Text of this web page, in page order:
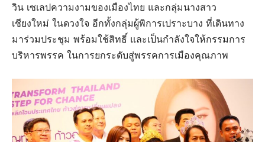
วิน เซเลปความงามของเมืองไทย และกลุ่มนางสาว
เชียงใหม่ ในดวงใจ อีกทั้งกลุ่มผู้พิการเปราะบาง ที่เดินทาง
มาร่วมประชุม พร้อมใช้สิทธิ์ และเป็นกำลังใจให้กรรมการ
บริหารพรรค ในการยกระดับสู่พรรคการเมืองคุณภาพ